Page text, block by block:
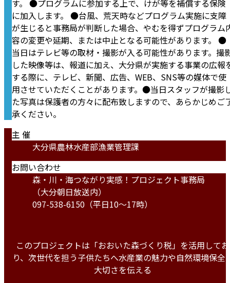
す。 ●プログラムに参加する上で、けが等を補償する保険
に加入します。 ●台風、荒天時などプログラム実施に支障
が生じると事務局が判断した場合、やむを得ずプログラム
容の変更や延期、または中止となる可能性があります。 ●
当日はテレビ等の取材・撮影が入る可能性があります。撮
した映像等は、報道に加え、大分県が実施する事業の広報
する際に、テレビ、新聞、広告、WEB、SNS等の媒体で使
用させていただくことがあります。●当日スタッフが撮影
た写真は保護者の方々に配布致しますので、あらかじめご
承ください。
主 催
大分県農林水産部漁業管理課
お問い合わせ
森・川・海つながり実感！プロジェクト事務局
（大分朝日放送内）
097-538-6150（平日10～17時）
このプロジェクトは 「おおいた森づくり税」 を活用してお
り、次世代を担う子供たちへ水産業の魅力や自然環境保全
大切さを伝える